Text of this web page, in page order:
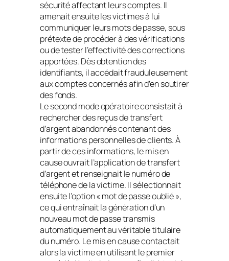
sécurité affectant leurs comptes. Il
amenait ensuite les victimes à lui
communiquer leurs mots de passe, sous
prétexte de procéder à des vérifications
ou de tester l’effectivité des corrections
apportées. Dès obtention des
identifiants, il accédait frauduleusement
aux comptes concernés afin d’en soutirer
des fonds.
Le second mode opératoire consistait à
rechercher des reçus de transfert
d’argent abandonnés contenant des
informations personnelles de clients. À
partir de ces informations, le mis en
cause ouvrait l’application de transfert
d’argent et renseignait le numéro de
téléphone de la victime. Il sélectionnait
ensuite l’option « mot de passe oublié »,
ce qui entraînait la génération d’un
nouveau mot de passe transmis
automatiquement au véritable titulaire
du numéro. Le mis en cause contactait
alors la victime en utilisant le premier